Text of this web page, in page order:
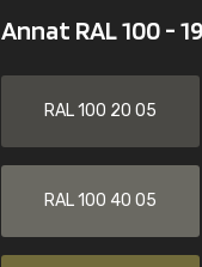
Annat RAL 100 -
RAL 100 20 05
RAL 100 40 05